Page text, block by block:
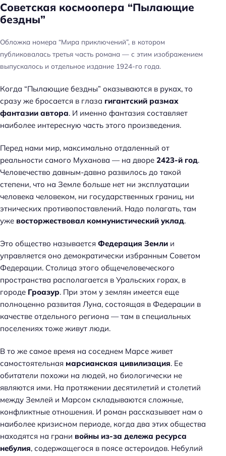
Советская космоопера “Пылающие
бездны”
Обложка номера “Мира приключений”, в котором
публиковалась третья часть романа — с этим изображением
выпускалось и отдельное издание 1924-го года.
Когда “Пылающие бездны” оказываются в руках, то
сразу же бросается в глаза гигантский размах
фантазии автора. И именно фантазия составляет
наиболее интересную часть этого произведения.
Перед нами мир, максимально отдаленный от
реальности самого Муханова — на дворе 2423-й год.
Человечество давным-давно развилось до такой
степени, что на Земле больше нет ни эксплуатации
человека человеком, ни государственных границ, ни
этнических противопоставлений. Надо полагать, там
уже восторжествовал коммунистический уклад.
Это общество называется Федерация Земли и
управляется оно демократически избранным Советом
Федерации. Столица этого общечеловеческого
пространства располагается в Уральских горах, в
городе Гроазур. При этом у землян имеется еще
полноценно развитая Луна, состоящая в Федерации в
качестве отдельного региона — там в специальных
поселениях тоже живут люди.
В то же самое время на соседнем Марсе живет
самостоятельная марсианская цивилизация. Ее
обитатели похожи на людей, но биологически не
являются ими. На протяжении десятилетий и столетий
между Землей и Марсом складываются сложные,
конфликтные отношения. И роман рассказывает нам о
наиболее кризисном периоде, когда два этих общества
находятся на грани войны из-за дележа ресурса
небулия, содержащегося в поясе астероидов. Небулий
Н
а